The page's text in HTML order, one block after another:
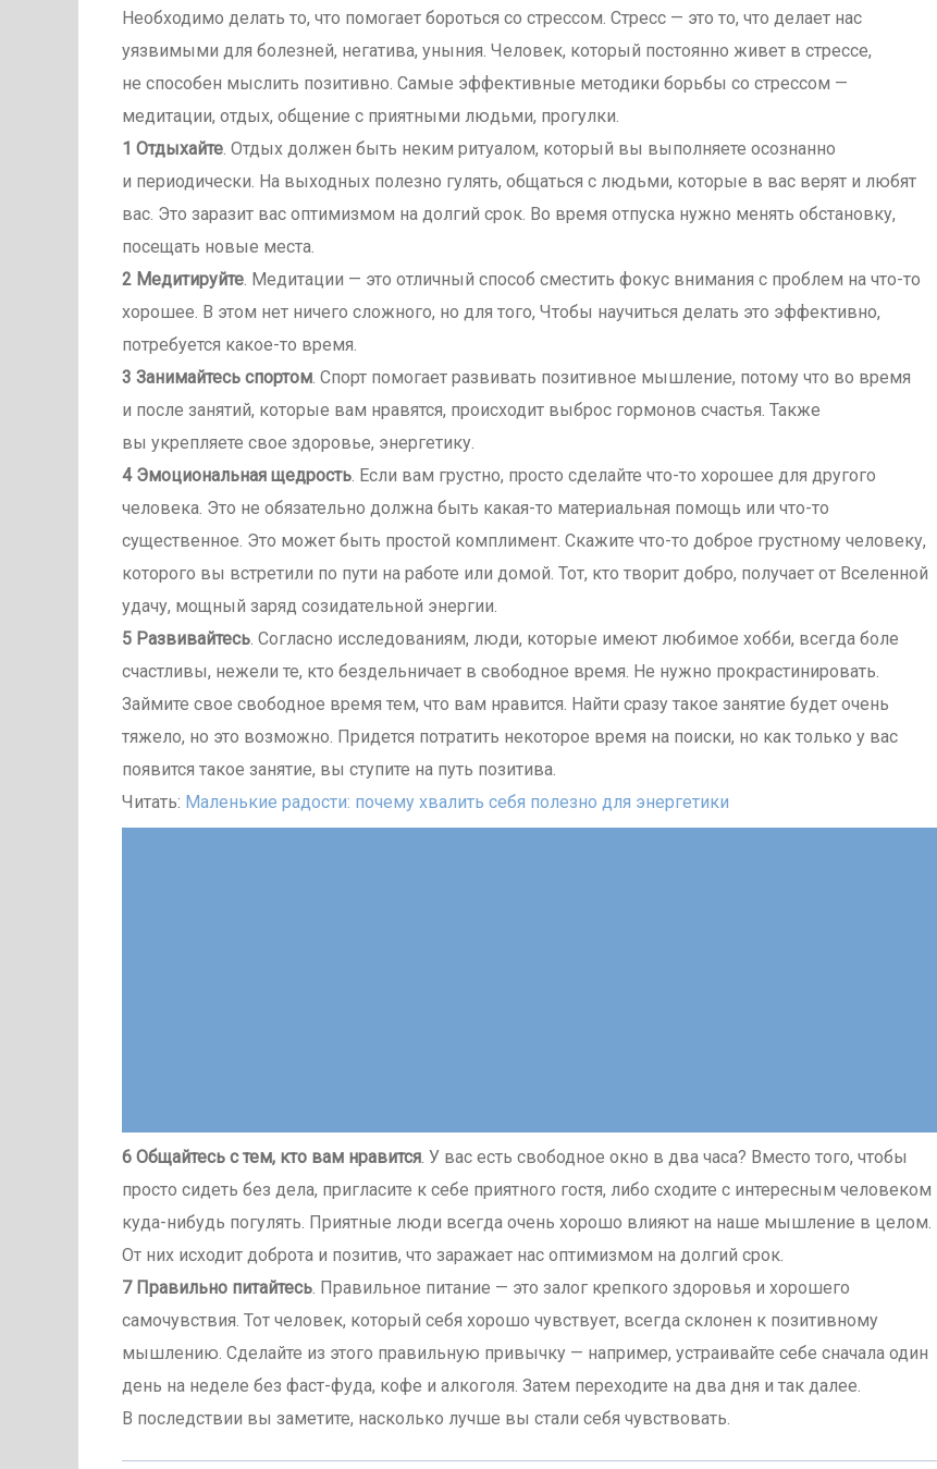
Необходимо делать то, что помогает бороться со стрессом. Стресс — это то, что делает нас
уязвимыми для болезней, негатива, уныния. Человек, который постоянно живет в стрессе,
не способен мыслить позитивно. Самые эффективные методики борьбы со стрессом —
медитации, отдых, общение с приятными людьми, прогулки.
1 Отдыхайте. Отдых должен быть неким ритуалом, который вы выполняете осознанно
и периодически. На выходных полезно гулять, общаться с людьми, которые в вас верят и любят
вас. Это заразит вас оптимизмом на долгий срок. Во время отпуска нужно менять обстановку,
посещать новые места.
2 Медитируйте. Медитации — это отличный способ сместить фокус внимания с проблем на что-то
хорошее. В этом нет ничего сложного, но для того, Чтобы научиться делать это эффективно,
потребуется какое-то время.
3 Занимайтесь спортом. Спорт помогает развивать позитивное мышление, потому что во время
и после занятий, которые вам нравятся, происходит выброс гормонов счастья. Также
вы укрепляете свое здоровье, энергетику.
4 Эмоциональная щедрость. Если вам грустно, просто сделайте что-то хорошее для другого
человека. Это не обязательно должна быть какая-то материальная помощь или что-то
существенное. Это может быть простой комплимент. Скажите что-то доброе грустному человеку,
которого вы встретили по пути на работе или домой. Тот, кто творит добро, получает от Вселенной
удачу, мощный заряд созидательной энергии.
5 Развивайтесь. Согласно исследованиям, люди, которые имеют любимое хобби, всегда боле
счастливы, нежели те, кто бездельничает в свободное время. Не нужно прокрастинировать.
Займите свое свободное время тем, что вам нравится. Найти сразу такое занятие будет очень
тяжело, но это возможно. Придется потратить некоторое время на поиски, но как только у вас
появится такое занятие, вы ступите на путь позитива.
Читать: Маленькие радости: почему хвалить себя полезно для энергетики
6 Общайтесь с тем, кто вам нравится. У вас есть свободное окно в два часа? Вместо того, чтобы
просто сидеть без дела, пригласите к себе приятного гостя, либо сходите с интересным человеком
куда-нибудь погулять. Приятные люди всегда очень хорошо влияют на наше мышление в целом.
От них исходит доброта и позитив, что заражает нас оптимизмом на долгий срок.
7 Правильно питайтесь. Правильное питание — это залог крепкого здоровья и хорошего
самочувствия. Тот человек, который себя хорошо чувствует, всегда склонен к позитивному
мышлению. Сделайте из этого правильную привычку — например, устраивайте себе сначала один
день на неделе без фаст-фуда, кофе и алкоголя. Затем переходите на два дня и так далее.
В последствии вы заметите, насколько лучше вы стали себя чувствовать.